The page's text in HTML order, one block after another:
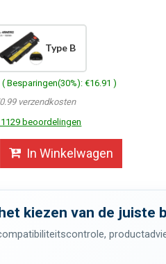
Type B
Besparingen(30%): €16.91 )
verzendkosten
1129 beoordelingen
In Winkelwagen
kiezen van de juiste